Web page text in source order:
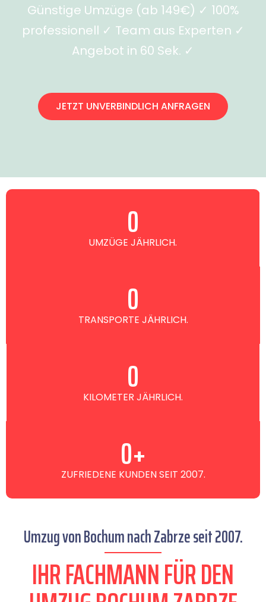
Günstige Umzüge (ab 149€) ✓ 100%
professionell ✓ Team aus Experten ✓
Angebot in 60 Sek. ✓
JETZT UNVERBINDLICH ANFRAGEN
UMZÜGE JÄHRLICH.
0
TRANSPORTE JÄHRLICH.
0
KILOMETER JÄHRLICH.
0
ZUFRIEDENE KUNDEN SEIT 2007.
0+
Umzug von Bochum nach Zabrze seit 2007.
IHR FACHMANN FÜR DEN